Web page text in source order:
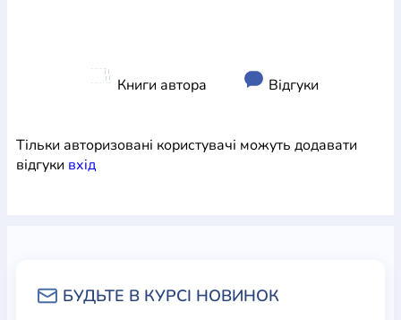
Книги автора Відгуки
Тільки авторизовані користувачі можуть додавати
відгуки вхiд